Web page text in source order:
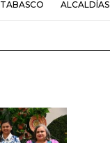
TABASCO ALCALDÍAS